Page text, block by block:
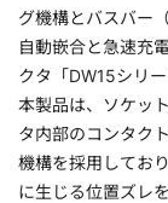
グ機構とバスバー
自動嵌合と急速充
クタ「DW15シリ
本製品は、ソケッ
タ内部のコンタク
機構を採用してお
に生じる位置ズレ